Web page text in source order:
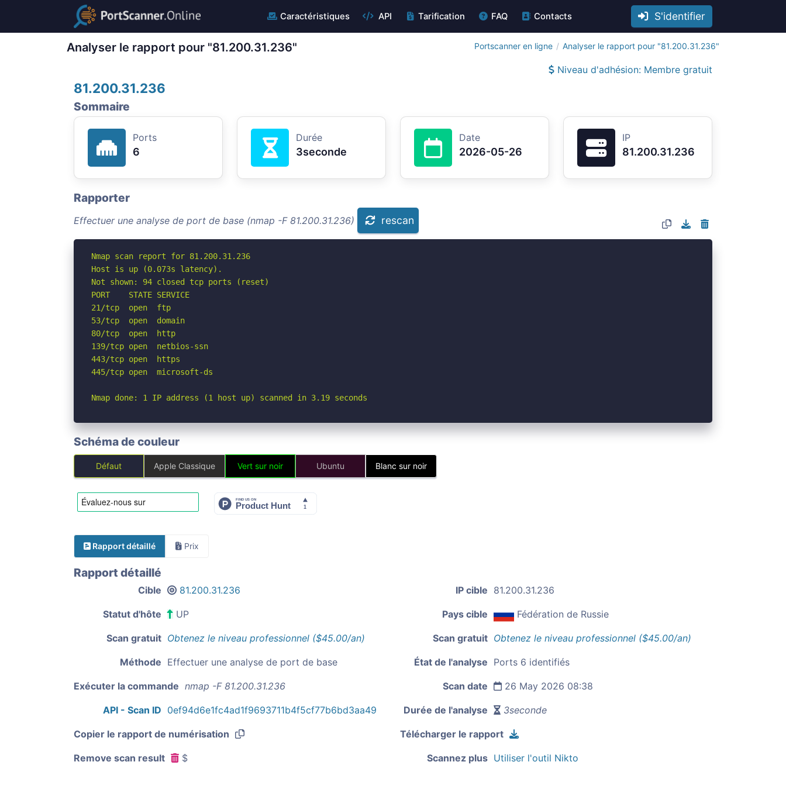
Caractéristiques API Tarification FAQ Contacts S'identifier
Analyser le rapport pour "81.200.31.236" Portscanner en ligne Analyser le rapport pour "81.200.31.236"
Niveau d'adhésion: Membre gratuit
81.200.31.236
Sommaire
Ports
6
Durée
3seconde
Date
2026-05-26
IP
81.200.31.236
Rapporter
Effectuer une analyse de port de base (nmap -F 81.200.31.236) rescan
Nmap scan report for 81.200.31.236
Host is up (0.073s latency).
Not shown: 94 closed tcp ports (reset)
PORT    STATE SERVICE
21/tcp  open  ftp
53/tcp  open  domain
80/tcp  open  http
139/tcp open  netbios-ssn
443/tcp open  https
445/tcp open  microsoft-ds
Nmap done: 1 IP address (1 host up) scanned in 3.19 seconds
Schéma de couleur
Défaut Apple Classique Vert sur noir Ubuntu Blanc sur noir
Rapport détaillé Prix
Rapport détaillé
Cible 81.200.31.236 IP cible 81.200.31.236
Statut d'hôte UP Pays cible Fédération de Russie
Scan gratuit Obtenez le niveau professionnel ($45.00/an) Scan gratuit Obtenez le niveau professionnel ($45.00/an)
Méthode Effectuer une analyse de port de base État de l'analyse Ports 6 identifiés
Exécuter la commande nmap -F 81.200.31.236 Scan date 26 May 2026 08:38
API - Scan ID 0ef94d6e1fc4ad1f9693711b4f5cf77b6bd3aa49 Durée de l'analyse 3seconde
Copier le rapport de numérisation Télécharger le rapport
Remove scan result $ Scannez plus Utiliser l'outil Nikto